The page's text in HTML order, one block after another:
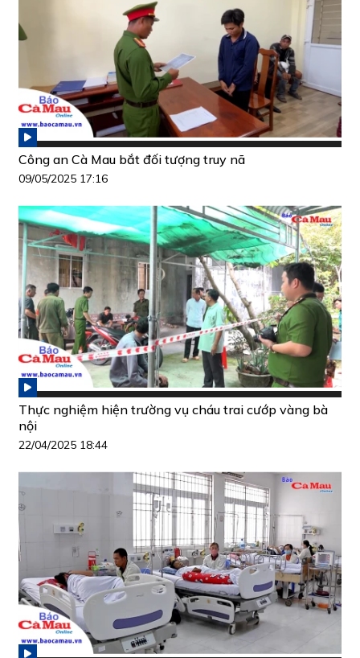
Công an Cà Mau bắt đối tượng truy nã
09/05/2025 17:16
Thực nghiệm hiện trường vụ cháu trai cướp vàng bà
nội
22/04/2025 18:44